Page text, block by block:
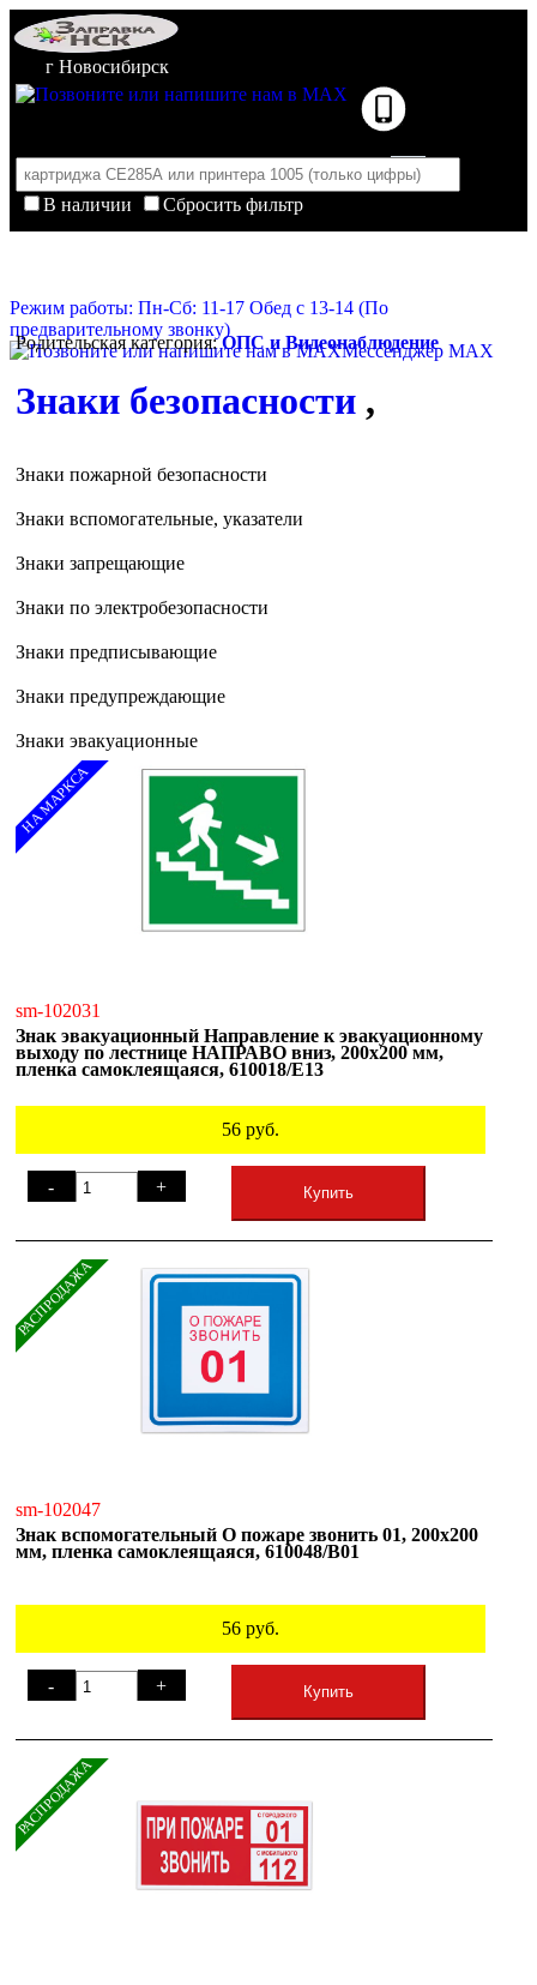
г Новосибирск
В наличии
Сбросить фильтр
Корзина пуста
Режим работы: Пн-Сб: 11-17 Обед с 13-14 (По
предварительному звонку)
Мессенджер MAX
Родительская категория:ОПС и Видеонаблюдение
Знаки безопасности ,
Знаки пожарной безопасности
Знаки вспомогательные, указатели
Знаки запрещающие
Знаки по электробезопасности
Знаки предписывающие
Знаки предупреждающие
Знаки эвакуационные
НА МАРКСА
sm-102031
Знак эвакуационный Направление к эвакуационному
выходу по лестнице НАПРАВО вниз, 200х200 мм,
пленка самоклеящаяся, 610018/Е13
56 руб.
- + Купить
РАСПРОДАЖА
sm-102047
Знак вспомогательный О пожаре звонить 01, 200х200
мм, пленка самоклеящаяся, 610048/В01
56 руб.
- + Купить
РАСПРОДАЖА